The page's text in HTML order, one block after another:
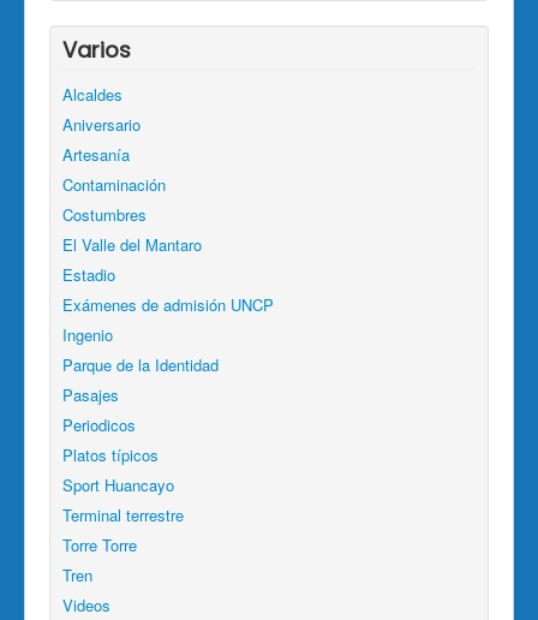
Varios
Alcaldes
Aniversario
Artesanía
Contaminación
Costumbres
El Valle del Mantaro
Estadio
Exámenes de admisión UNCP
Ingenio
Parque de la Identidad
Pasajes
Periodicos
Platos típicos
Sport Huancayo
Terminal terrestre
Torre Torre
Tren
Videos